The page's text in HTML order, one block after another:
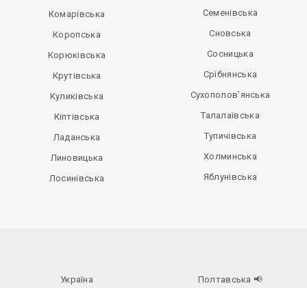
Комарівська
Коропська
Корюківська
Крутівська
Куликівська
Кіптівська
Ладанська
Линовицька
Лосинівська
Семенівська
Сновська
Сосницька
Срібнянська
Сухополов’янська
Талалаївська
Тупичівська
Холминська
Яблунівська
Україна
Полтавська 📢